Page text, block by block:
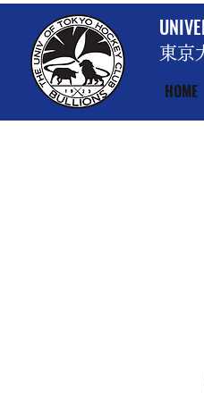
東京
HOME